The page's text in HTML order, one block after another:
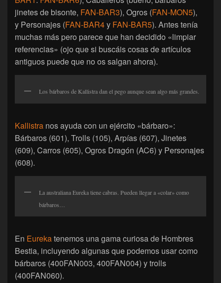
jinetes de bisonte, FAN-BAR3), Ogros (FAN-MON5),
y Personajes (FAN-BAR4y FAN-BAR5). Antes tenía
muchas más pero parece que han decidido «limpiar
referencias» (ojo que si buscáis cosas de artículos
antiguos puede que no os salgan ahora).
Los bárbaros de Kallistra dan el pego aunque sean algo más grandes.
Kallistra nos ayuda con un ejército «bárbaro»:
Bárbaros (601), Trolls (105), Arpías (607), Jinetes
(609), Carros (605), Ogros Dragón (AC6) y Personajes
(608).
La australiana Eureka tiene cabras. Pueden llegar a «colar» como
bárbaros…
En Eurekatenemos una gama curiosa de Hombres
Bestia, incluyendo algunas que podemos usar como
bárbaros (400FAN003, 400FAN004) y trolls
(400FAN060).